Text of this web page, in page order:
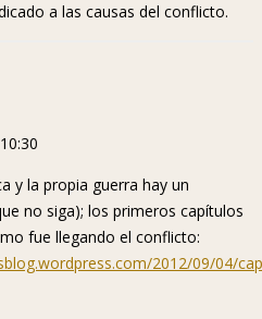
a las causas del conflicto.
y la propia guerra hay un
no siga); los primeros capítulos
fue llegando el conflicto:
2012/09/04/